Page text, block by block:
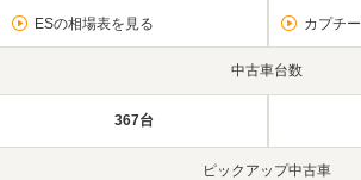
ESの相場表を見る カプチ
中古車台数
367台
ピックアップ中古車